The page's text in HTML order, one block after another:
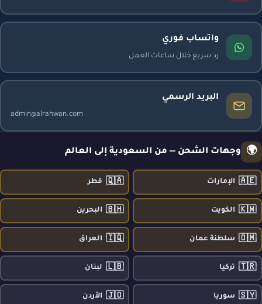
واتساب فوري
رد سريع خلال ساعات العمل
البريد الرسمي
admin@alrahwan.com
🌍 وجهات الشحن — من السعودية إلى العالم
🇦🇪 الإمارات 🇶🇦 قطر
🇰🇼 الكويت 🇧🇭 البحرين
🇴🇲 سلطنة عمان 🇮🇶 العراق
🇹🇷 تركيا 🇱🇧 لبنان
🇸🇾 سوريا 🇯🇴 الأردن